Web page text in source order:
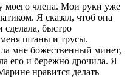
моего члена. Мои руки уже
Я сказал, чтоб она
сделала, быстро
штаны и трусы.
мне божественный минет,
его и бережно дрочила. Я
нравится делать